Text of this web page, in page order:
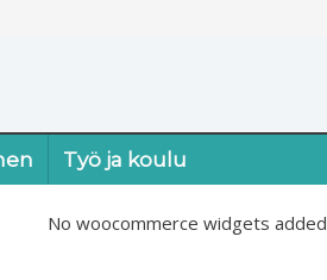
Työ ja koulu
No woocommerce widgets added